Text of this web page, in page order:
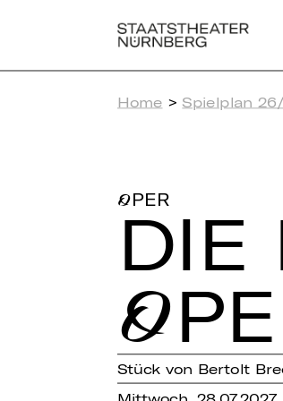
Home > Spielplan
OPER
Stück von Bertolt